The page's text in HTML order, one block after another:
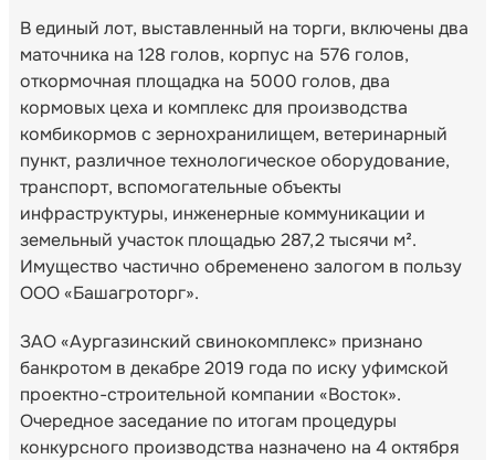
В единый лот, выставленный на торги, включены два
маточника на 128 голов, корпус на 576 голов,
откормочная площадка на 5000 голов, два
кормовых цеха и комплекс для производства
комбикормов с зернохранилищем, ветеринарный
пункт, различное технологическое оборудование,
транспорт, вспомогательные объекты
инфраструктуры, инженерные коммуникации и
земельный участок площадью 287,2 тысячи м².
Имущество частично обременено залогом в пользу
ООО «Башагроторг».
ЗАО «Аургазинский свинокомплекс» признано
банкротом в декабре 2019 года по иску уфимской
проектно-строительной компании «Восток».
Очередное заседание по итогам процедуры
конкурсного производства назначено на 4 октября